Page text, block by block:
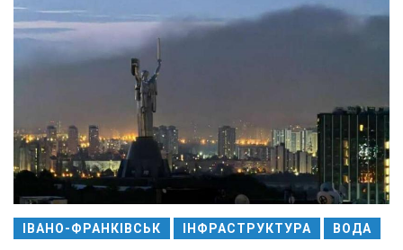
ІВАНО-ФРАНКІВСЬК ІНФРАСТРУКТУРА ВОДА